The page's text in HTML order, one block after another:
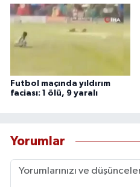
Futbol maçında yıldırım
faciası: 1 ölü, 9 yaralı
Yorumlar